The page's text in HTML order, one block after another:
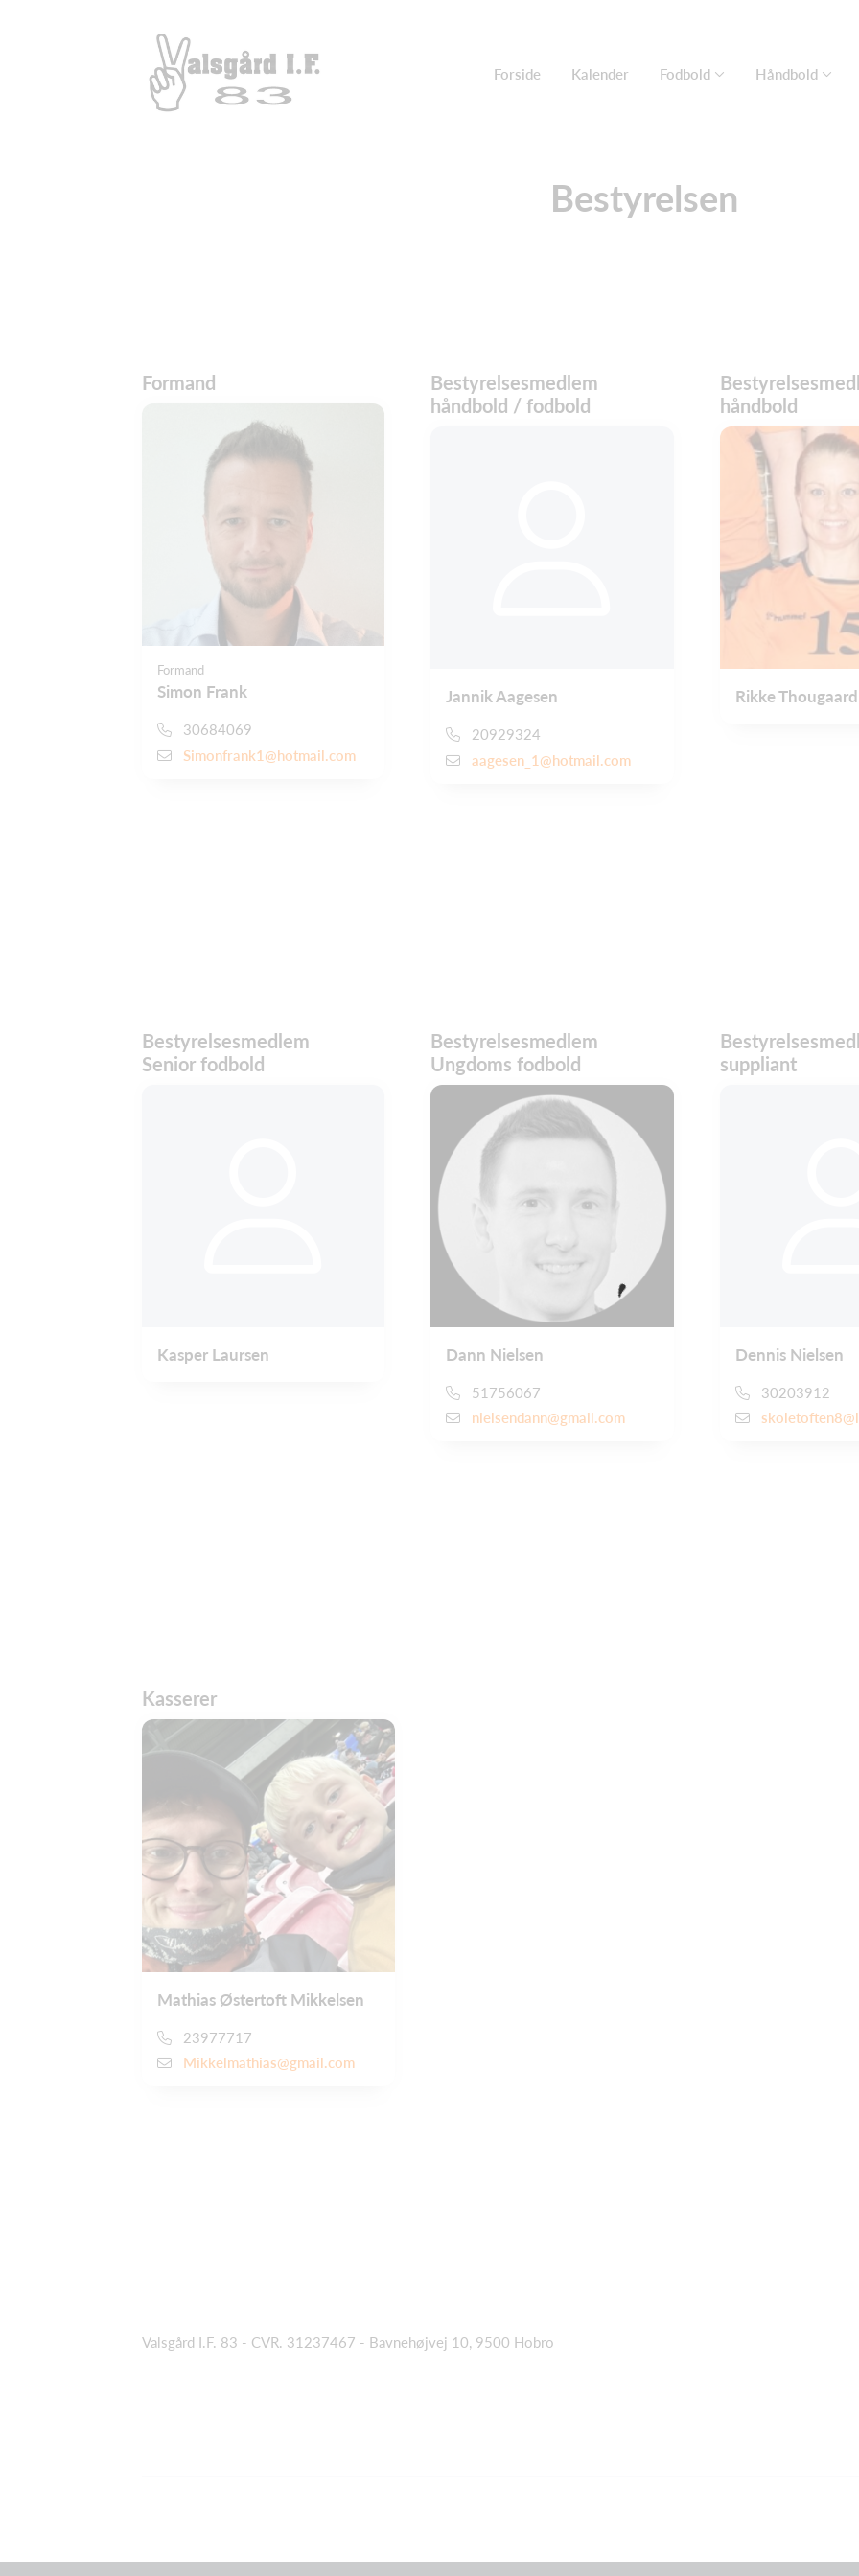
Forside Kalender Fodbold Håndbold
Bestyrelsen
Formand
Formand
Simon Frank
30684069
Simonfrank1@hotmail.com
Bestyrelsesmedlem
håndbold / fodbold
Jannik Aagesen
20929324
aagesen_1@hotmail.com
håndbold
Rikke Thougaard
Bestyrelsesmedlem
Senior fodbold
Kasper Laursen
Bestyrelsesmedlem
Ungdoms fodbold
Dann Nielsen
51756067
nielsendann@gmail.com
suppliant
Dennis Nielsen
30203912
Kasserer
Mathias Østertoft Mikkelsen
23977717
Mikkelmathias@gmail.com
Valsgård I.F. 83 - CVR. 31237467 - Bavnehøjvej 10, 9500 Hobro